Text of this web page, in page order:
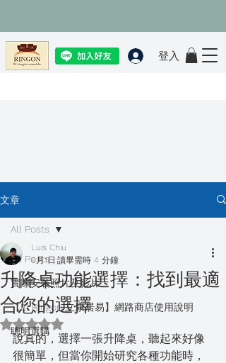
登入
文章
All Posts
實際安裝照片及影片
【El Ringon 立康居易】網路商店使用說明
聰明選購
All Posts
升降桌功能選擇：找到最適
合您的選擇
Luis Chiu
6月1日 讀畢需時 4 分鐘
評等為 NaN（最高為 5 顆星）。
說真的，選擇一張升降桌，聽起來好像
很簡單，但當你開始研究各種功能時，